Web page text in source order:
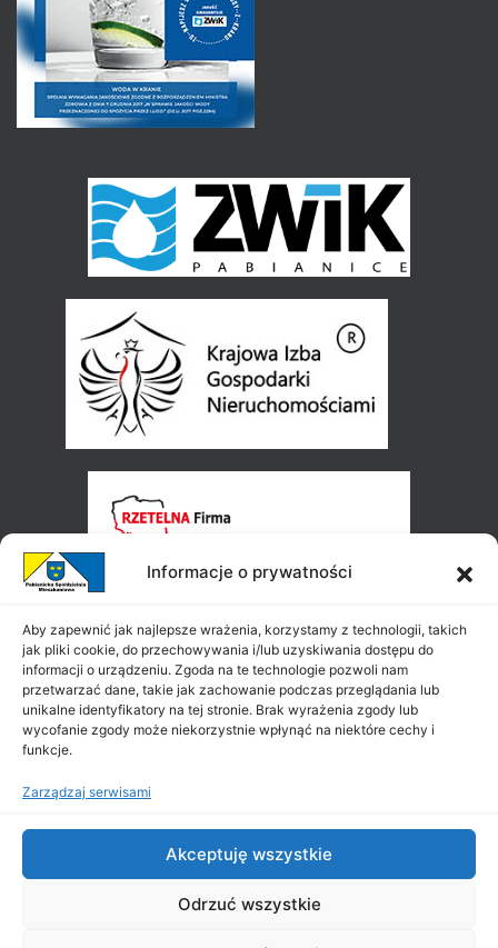
Informacje o prywatności
Aby zapewnić jak najlepsze wrażenia, korzystamy z technologii, takich
jak pliki cookie, do przechowywania i/lub uzyskiwania dostępu do
informacji o urządzeniu. Zgoda na te technologie pozwoli nam
przetwarzać dane, takie jak zachowanie podczas przeglądania lub
unikalne identyfikatory na tej stronie. Brak wyrażenia zgody lub
wycofanie zgody może niekorzystnie wpłynąć na niektóre cechy i
funkcje.
Zarządzaj serwisami
Akceptuję wszystkie
Odrzuć wszystkie